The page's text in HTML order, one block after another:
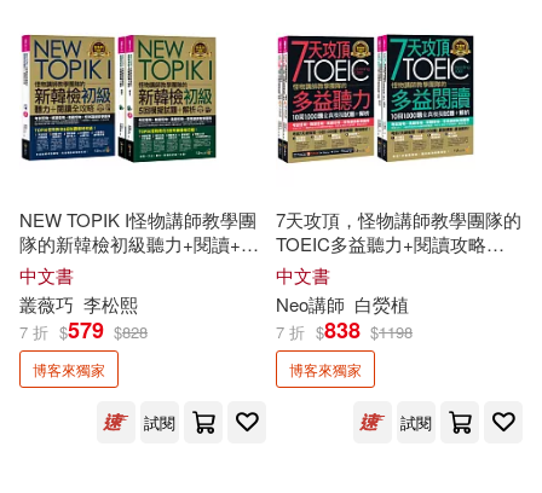
Alizabeth 娘娘（林正輝）(1)
Amy黃文俞(1)
Ana Victoria Calderon(1)
Apple Horong(1)
NEW TOPIK I怪物講師教學團
隊的新韓檢初級聽力+閱讀+5
回模擬試題+解析全攻略【網路
獨家套書】(4書+2CD+
「Youtor App」內含VRP虛擬
點讀筆+防水書套)
中文書
叢薇巧 李松熙
7 折 $579 $828
博客來獨家
試閱
7天攻頂，怪物講師教學團隊的
TOEIC多益聽力+閱讀攻略
1,000題全真模擬試題+解析
【網路獨家 套書】(4書+
「Youtor App」內含VRP虛擬
點讀筆+防水書套)
中文書
Neo講師 白熒植
7 折 $838 $1198
博客來獨家
試閱